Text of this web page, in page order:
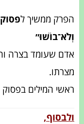
הפרק ממשיך לפסוק
וְלֹא־בוֹשׁוּ״
אדם שעומד בצרה
מצרתו.
ראשי המילים
ולבסוף,